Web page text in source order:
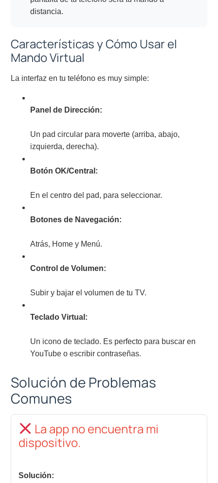
distancia.
Características y Cómo Usar el
Mando Virtual
La interfaz en tu teléfono es muy simple:
Panel de Dirección:
Un pad circular para moverte (arriba, abajo,
izquierda, derecha).
Botón OK/Central:
En el centro del pad, para seleccionar.
Botones de Navegación:
Atrás, Home y Menú.
Control de Volumen:
Subir y bajar el volumen de tu TV.
Teclado Virtual:
Un icono de teclado. Es perfecto para buscar en
YouTube o escribir contraseñas.
Solución de Problemas
Comunes
La app no encuentra mi
dispositivo.
Solución: